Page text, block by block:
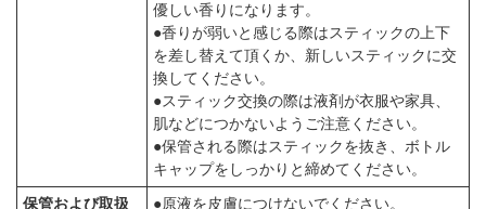
優しい香りになります。
●香りが弱いと感じる際はスティックの上下
を差し替えて頂くか、新しいスティックに交
換してください。
●スティック交換の際は液剤が衣服や家具、
肌などにつかないようご注意ください。
●保管される際はスティックを抜き、ボトル
キャップをしっかりと締めてください。
保管および取扱
●原液を皮膚につけないでください。